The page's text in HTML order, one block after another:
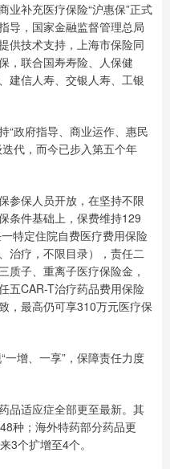
业补充医疗保险“沪惠保”正式
导，国家金融监督管理总局
供技术支持，上海市保险同
，联合国寿寿险、人保健
建信人寿、交银人寿、工银
“政府指导、商业运作、惠民
代，而今已步入第五个年
参保人员开放，在坚持不限
条件基础上，保费维持129
特定住院自费医疗费用保险
治疗，不限目录），责任二
质子、重离子医疗保险金，
五CAR-T治疗药品费用保险
，最高仍可享310万元医疗保
一增、一享”，保障责任力度
品适应症全部更至最新。其
种；海外特药部分药品更
3个扩增至4个。